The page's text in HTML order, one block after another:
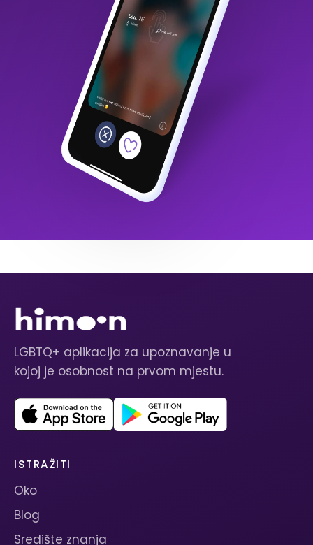
LGBTQ+ aplikacija za upoznavanje u
kojoj je osobnost na prvom mjestu.
ISTRAŽITI
Oko
Blog
Središte znanja